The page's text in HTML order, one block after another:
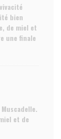
bien
de miel et
une finale
et de